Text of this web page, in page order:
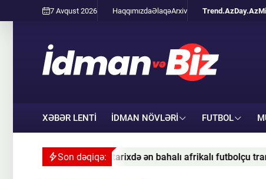
7 Avqust 2026 HaqqımızdaƏlaqəArxiv Trend.AzDay.Az
XƏBƏR LENTİ İDMAN NÖVLƏRI FUTBOL
Son dəqiqə:
“Real”a keçidi tarixdə ən bahalı afrikalı futbolçu transferidir